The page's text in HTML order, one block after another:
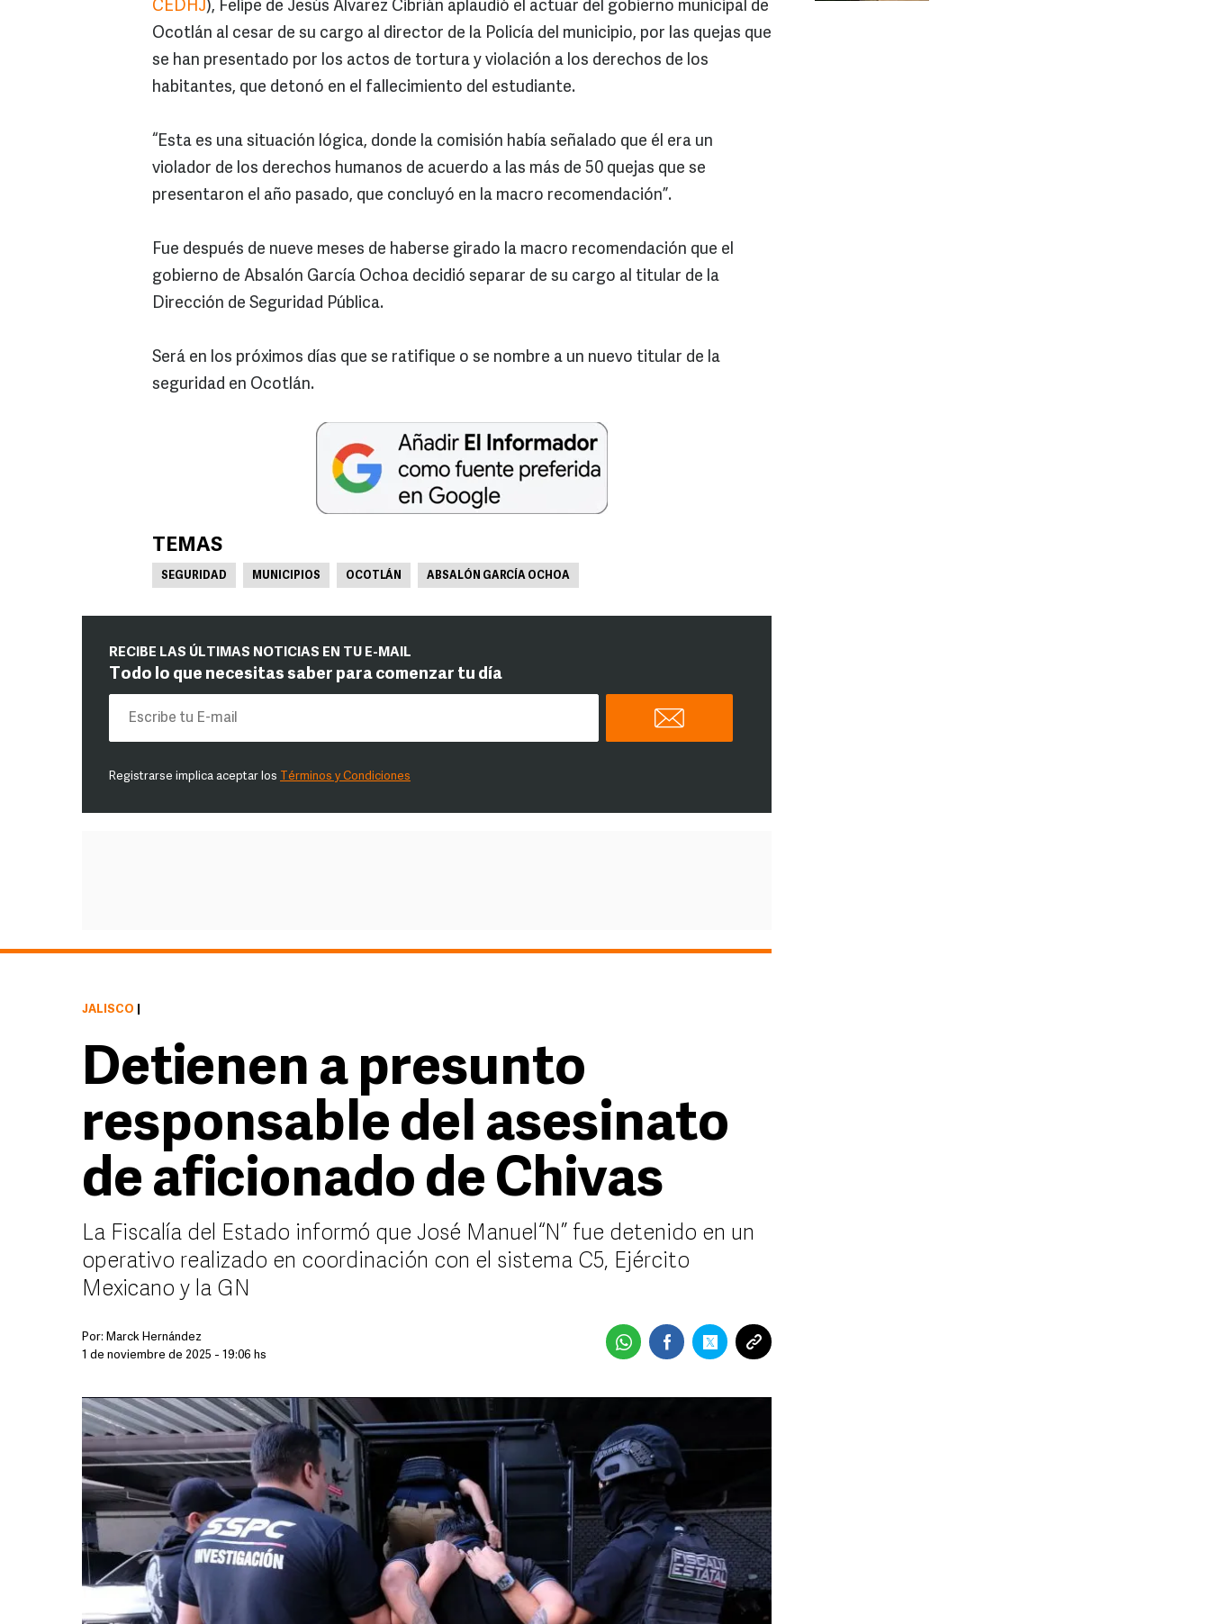
CEDHJ), Felipe de Jesús Álvarez Cibrián aplaudió el actuar del gobierno municipal de
Ocotlán al cesar de su cargo al director de la Policía del municipio, por las quejas que
se han presentado por los actos de tortura y violación a los derechos de los
habitantes, que detonó en el fallecimiento del estudiante.
“Esta es una situación lógica, donde la comisión había señalado que él era un
violador de los derechos humanos de acuerdo a las más de 50 quejas que se
presentaron el año pasado, que concluyó en la macro recomendación”.
Fue después de nueve meses de haberse girado la macro recomendación que el
gobierno de Absalón García Ochoa decidió separar de su cargo al titular de la
Dirección de Seguridad Pública.
Será en los próximos días que se ratifique o se nombre a un nuevo titular de la
seguridad en Ocotlán.
TEMAS
SEGURIDAD MUNICIPIOS OCOTLÁN ABSALÓN GARCÍA OCHOA
RECIBE LAS ÚLTIMAS NOTICIAS EN TU E-MAIL
Todo lo que necesitas saber para comenzar tu día
Registrarse implica aceptar los Términos y Condiciones
JALISCO
Detienen a presunto
responsable del asesinato
de aficionado de Chivas
La Fiscalía del Estado informó que José Manuel “N” fue detenido en un
operativo realizado en coordinación con el sistema C5, Ejército
Mexicano y la GN
Por: Marck Hernández
1 de noviembre de 2025 - 19:06 hs